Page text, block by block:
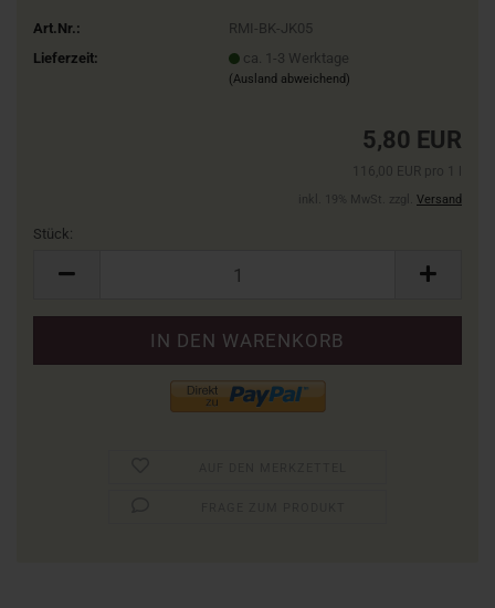
Art.Nr.:
RMI-BK-JK05
Lieferzeit:
ca. 1-3 Werktage
(Ausland abweichend)
5,80 EUR
116,00 EUR pro 1 l
inkl. 19% MwSt. zzgl. Versand
Stück: